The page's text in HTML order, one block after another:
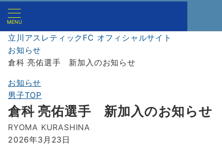
MENU
立川アスレティックFC オフィシャルサイト
お知らせ
倉科 亮佑選手 新加入のお知らせ
お知らせ
男子TOP
倉科 亮佑選手 新加入のお知らせ
RYOMA KURASHINA
2026年3月23日